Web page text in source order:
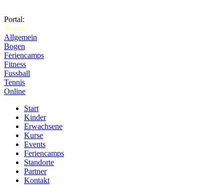
Portal:
Tennis
Allgemein
Bogen
Feriencamps
Fitness
Fussball
Tennis
Online
Start
Kinder
Erwachsene
Kurse
Events
Feriencamps
Standorte
Partner
Kontakt